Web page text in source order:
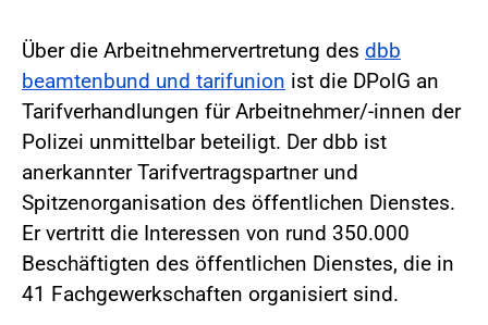
Über die Arbeitnehmervertretung des dbb
beamtenbund und tarifunion ist die DPolG an
Tarifverhandlungen für Arbeitnehmer/-innen der
Polizei unmittelbar beteiligt. Der dbb ist
anerkannter Tarifvertragspartner und
Spitzenorganisation des öffentlichen Dienstes.
Er vertritt die Interessen von rund 350.000
Beschäftigten des öffentlichen Dienstes, die in
41 Fachgewerkschaften organisiert sind.